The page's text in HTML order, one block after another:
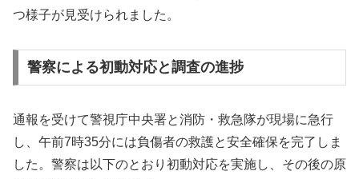
つ様子が見受けられました。
警察による初動対応と調査の進捗
通報を受けて警視庁中央署と消防・救急隊が現場に急行
し、午前7時35分には負傷者の救護と安全確保を完了しま
した。警察は以下のとおり初動対応を実施し、その後の原